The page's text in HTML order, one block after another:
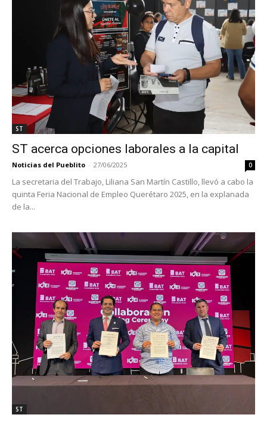
ST
ST acerca opciones laborales a la capital
Noticias del Pueblito - 27/06/2025 0
La secretaria del Trabajo, Liliana San Martín Castillo, llevó a cabo la
quinta Feria Nacional de Empleo Querétaro 2025, en la explanada
de la...
ST